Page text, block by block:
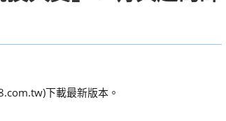
下載最新版本。